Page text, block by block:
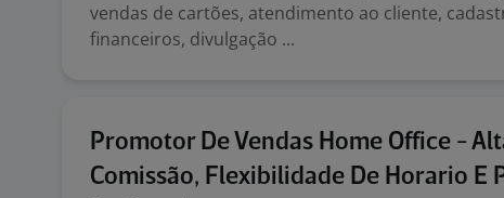
vendas de cartões, atendimento ao cliente,
financeiros, divulgação ...
Promotor De Vendas Home Office -
Comissão, Flexibilidade De Horario E